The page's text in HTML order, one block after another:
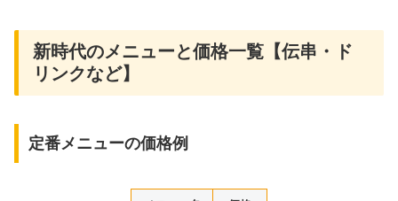
新時代のメニューと価格一覧【伝串・ド
リンクなど】
定番メニューの価格例